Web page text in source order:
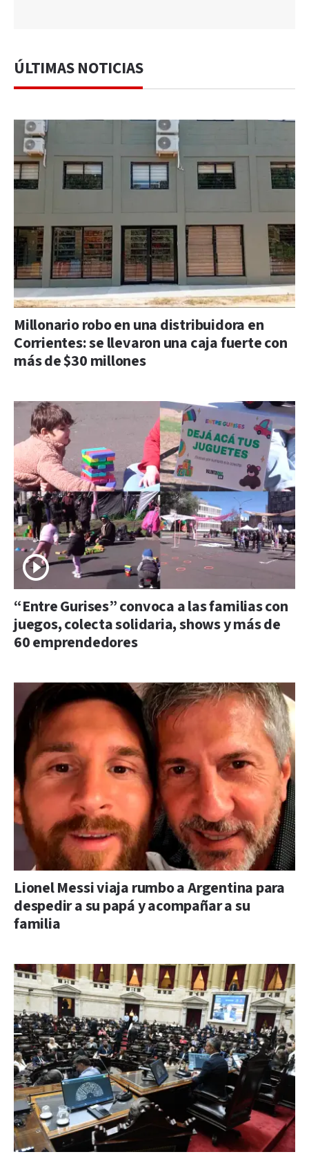
ÚLTIMAS NOTICIAS
Millonario robo en una distribuidora en
Corrientes: se llevaron una caja fuerte con
más de $30 millones
“Entre Gurises” convoca a las familias con
juegos, colecta solidaria, shows y más de
60 emprendedores
Lionel Messi viaja rumbo a Argentina para
despedir a su papá y acompañar a su
familia